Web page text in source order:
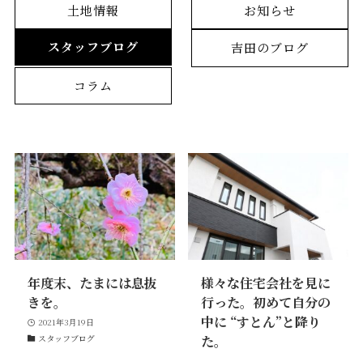
Concept
性能について
Product
価格・プラン
間取りプラン集
Topics
お知らせ
土地情報
コラム
スタッフブログ
吉田のブログ
About
会社概要
企業理念・トップメッ
セージ
スタッフ紹介
土地情報 お知らせ
スタッフブログ 吉田のブログ
コラム
年度末、たまには息抜
きを。
2021年3月19日
スタッフブログ
様々な住宅会社を見に
行った。初めて自分の
中に “すとん”と降り
た。